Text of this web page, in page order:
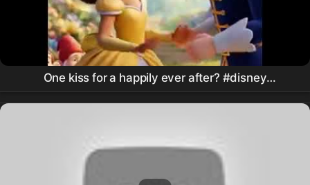
One kiss for a happily ever after? #disney
#animatedfairytales #fairytalesstory #snowwhite